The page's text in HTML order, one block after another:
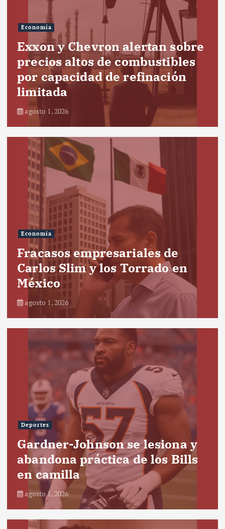
Economía
Exxon y Chevron alertan sobre
precios altos de combustibles
por capacidad de refinación
limitada
agosto 1, 2026
Economía
Fracasos empresariales de
Carlos Slim y los Torrado en
México
agosto 1, 2026
Deportes
Gardner-Johnson se lesiona y
abandona práctica de los Bills
en camilla
agosto 1, 2026